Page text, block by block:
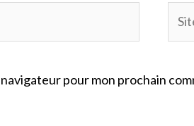
pour mon prochain